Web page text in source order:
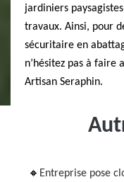
jardiniers
travaux. Ainsi, pour
sécuritaire en
n’hésitez pas à faire
Artisan Seraphin.
Entreprise pose